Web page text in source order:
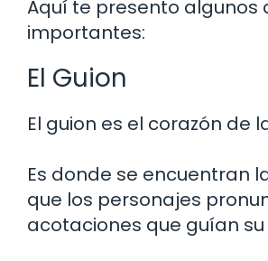
Aquí te presento algunos
importantes:
El Guion
El guion es el corazón de
Es donde se encuentran
que los personajes
acotaciones que guían